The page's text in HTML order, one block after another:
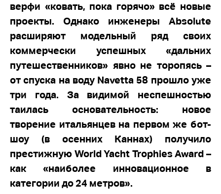
верфи «ковать, пока горячо» всё новые
проекты. Однако инженеры Absolute
расширяют модельный ряд своих
коммерчески успешных «дальних
путешественников» явно не торопясь –
от спуска на воду Navetta 58 прошло уже
три года. За видимой неспешностью
таилась основательность: новое
творение итальянцев на первом же бот-
шоу (в осенних Каннах) получило
престижную World Yacht Trophies Award –
как «наиболее инновационное в
категории до 24 метров».